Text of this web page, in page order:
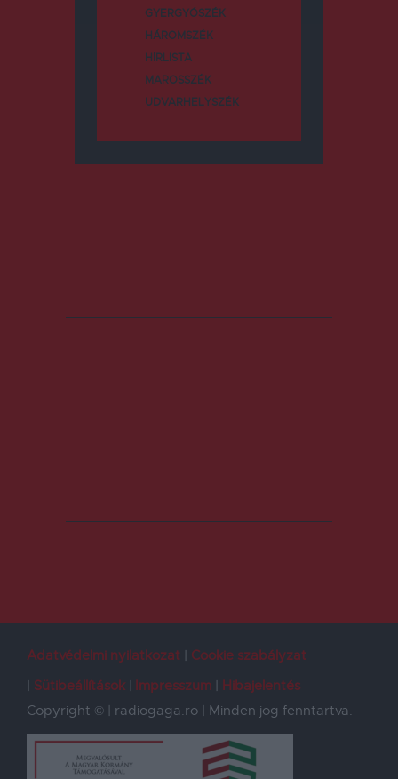
GYERGYÓSZÉK
HÁROMSZÉK
HÍRLISTA
MAROSSZÉK
UDVARHELYSZÉK
Adatvédelmi nyilatkozat
Cookie szabályzat
Sütibeállítások
Impresszum
Hibajelentés
Copyright © | radiogaga.ro | Minden jog fenntartva.